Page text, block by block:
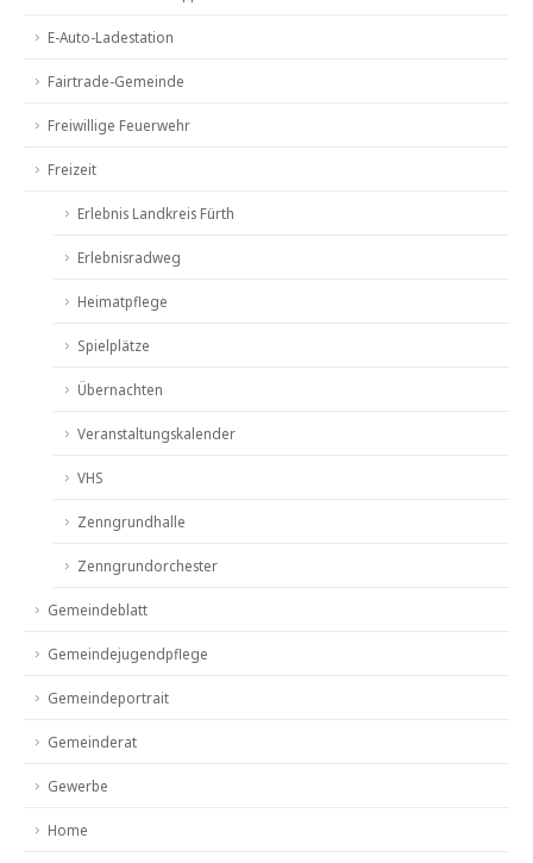
E-Auto-Ladestation
Fairtrade-Gemeinde
Freiwillige Feuerwehr
Freizeit
Erlebnis Landkreis Fürth
Erlebnisradweg
Heimatpflege
Spielplätze
Übernachten
Veranstaltungskalender
VHS
Zenngrundhalle
Zenngrundorchester
Gemeindeblatt
Gemeindejugendpflege
Gemeindeportrait
Gemeinderat
Gewerbe
Home